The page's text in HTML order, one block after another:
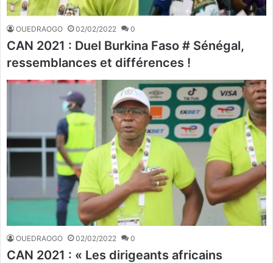
OUEDRAOGO 02/02/2022 0
CAN 2021 : Duel Burkina Faso # Sénégal,
ressemblances et différences !
OUEDRAOGO 02/02/2022 0
CAN 2021 : « Les dirigeants africains